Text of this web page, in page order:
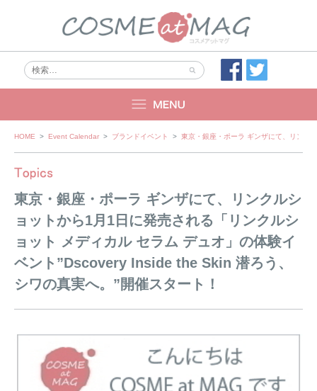
Skip
HOME > Event Calendar > ブランドイベント > 東京・銀座・ポーラ ギンザにて、リンク
東京・銀座・ポーラ ギンザにて、リンクルシ
ョットから1月1日に発売される「リンクルシ
ョット メディカル セラム デュオ」の体験イ
ベント”Dscovery Inside the Skin 潜ろう、
シワの真実へ。”開催スタート！